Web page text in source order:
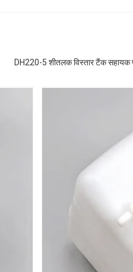
DH220-5 शीतलक विस्तार टैंक